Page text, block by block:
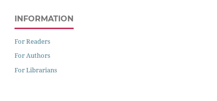
INFORMATION
For Readers
For Authors
For Librarians